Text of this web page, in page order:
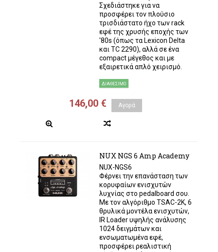
Σχεδιάστηκε για να
προσφέρει τον πλούσιο
τρισδιάστατο ήχο των rack
εφέ της χρυσής εποχής των
'80s (όπως τα Lexicon Delta
και TC 2290), αλλά σε ένα
compact μέγεθος και με
εξαιρετικά απλό χειρισμό.
ΔΙΑΘΈΣΙΜΟ
146,00 € Αγορά
NUX NGS 6 Amp Academy
NUX-NGS6
Φέρνει την επανάσταση των
κορυφαίων ενισχυτών
λυχνίας στο pedalboard σου.
Με τον αλγόριθμο TSAC-2K, 6
θρυλικά μοντέλα ενισχυτών,
IR Loader υψηλής ανάλυσης
1024 δειγμάτων και
ενσωματωμένα εφέ,
προσφέρει ρεαλιστική